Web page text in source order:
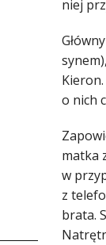
niej
o nich
matka
w
z
brata.